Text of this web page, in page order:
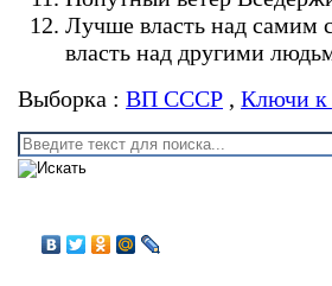
Лучше власть над самим
власть над другими
Выборка : ВП СССР , Ключи к